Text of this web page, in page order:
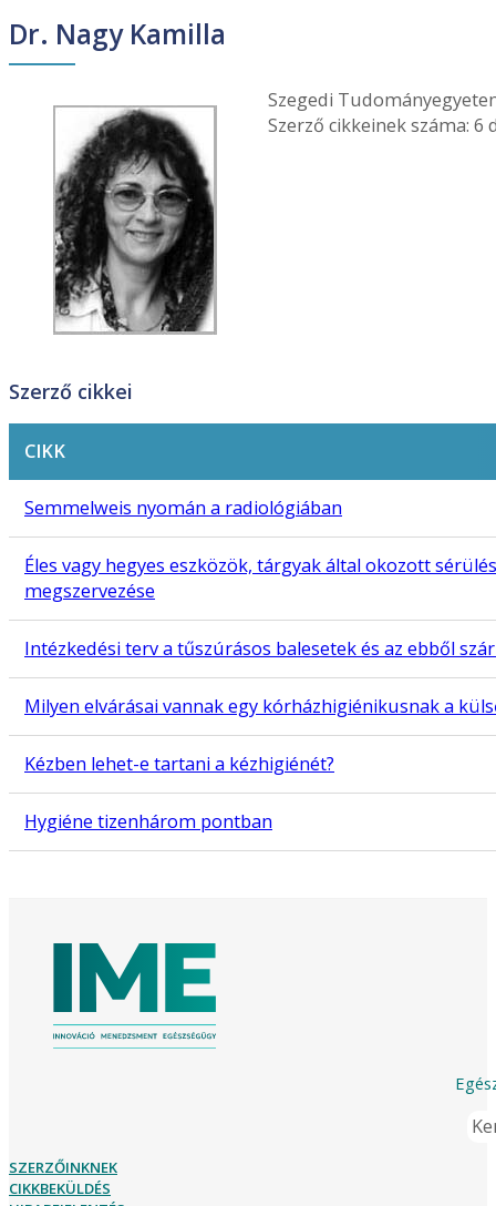
Dr. Nagy Kamilla
Szegedi
Szerző cikkeinek száma: 6
Szerző cikkei
CIKK
Semmelweis nyomán a radiológiában
Éles vagy hegyes eszközök, tárgyak által okozott
megszervezése
Intézkedési terv a tűszúrásos balesetek és az ebből
Milyen elvárásai vannak egy kórházhigiénikusnak a
Kézben lehet-e tartani a kézhigiénét?
Hygiéne tizenhárom pontban
SZERZŐINKNEK
CIKKBEKÜLDÉS